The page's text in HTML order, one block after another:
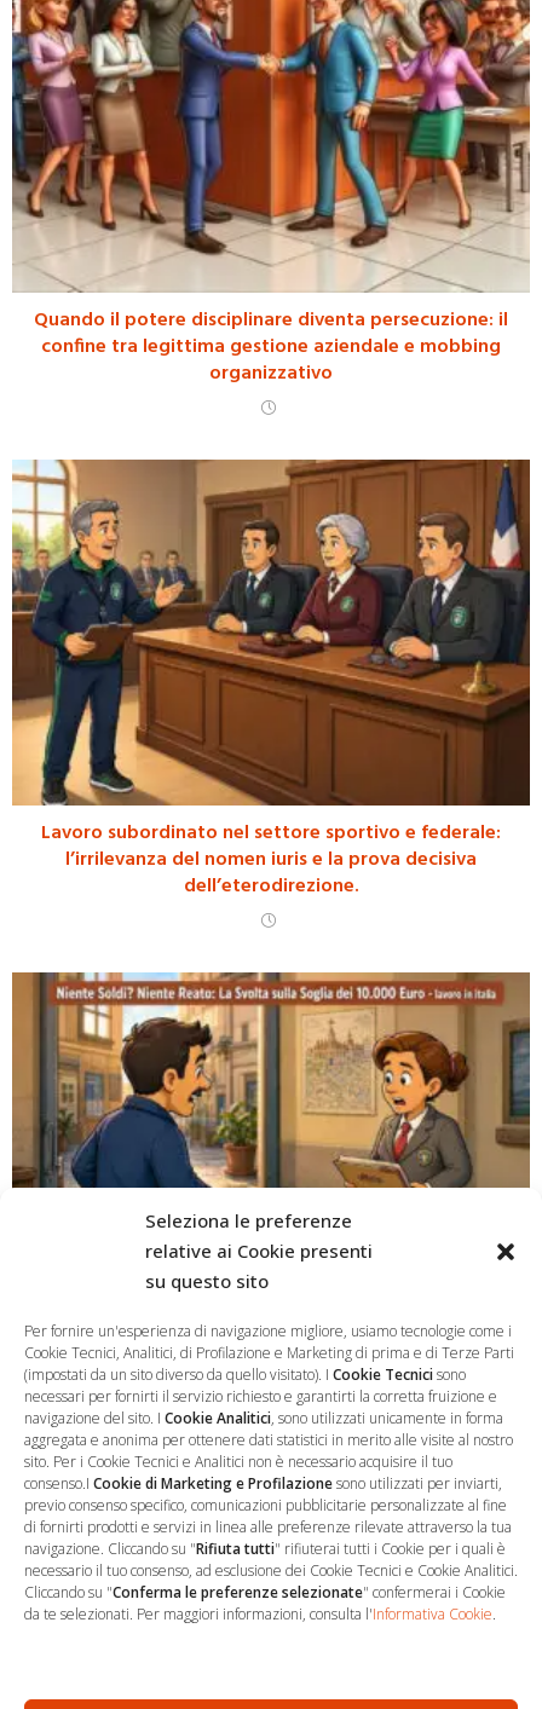
Seleziona le preferenze
relative ai Cookie presenti
su questo sito
Per fornire un'esperienza di navigazione migliore, usiamo tecnologie come i
Cookie Tecnici, Analitici, di Profilazione e Marketing di prima e di Terze Parti
(impostati da un sito diverso da quello visitato). I Cookie Tecnicisono
necessari per fornirti il servizio richiesto e garantirti la corretta fruizione e
navigazione del sito. I Cookie Analitici, sono utilizzati unicamente in forma
aggregata e anonima per ottenere dati statistici in merito alle visite al nostro
sito. Per i Cookie Tecnici e Analitici non è necessario acquisire il tuo
consenso.I Cookie di Marketing e Profilazionesono utilizzati per inviarti,
previo consenso specifico, comunicazioni pubblicitarie personalizzate al fine
di fornirti prodotti e servizi in linea alle preferenze rilevate attraverso la tua
navigazione. Cliccando su "Rifiuta tutti" rifiuterai tutti i Cookie per i quali è
necessario il tuo consenso, ad esclusione dei Cookie Tecnici e Cookie Analitici.
Cliccando su "Conferma le preferenze selezionate" confermerai i Cookie
da te selezionati. Per maggiori informazioni, consulta l'Informativa Cookie.
Quando il potere disciplinare diventa persecuzione: il
confine tra legittima gestione aziendale e mobbing
organizzativo
Lavoro subordinato nel settore sportivo e federale:
l’irrilevanza del nomen iuris e la prova decisiva
dell’eterodirezione.
Niente Soldi? Niente Reato: La Svolta sulla Soglia dei
10.000 Euro
… Sede Operativa